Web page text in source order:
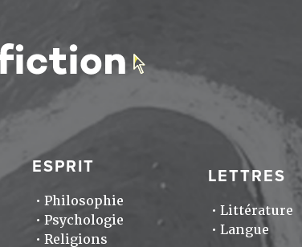
ESPRIT
Philosophie
Psychologie
Religions
LETTRES
Littérature
Langue